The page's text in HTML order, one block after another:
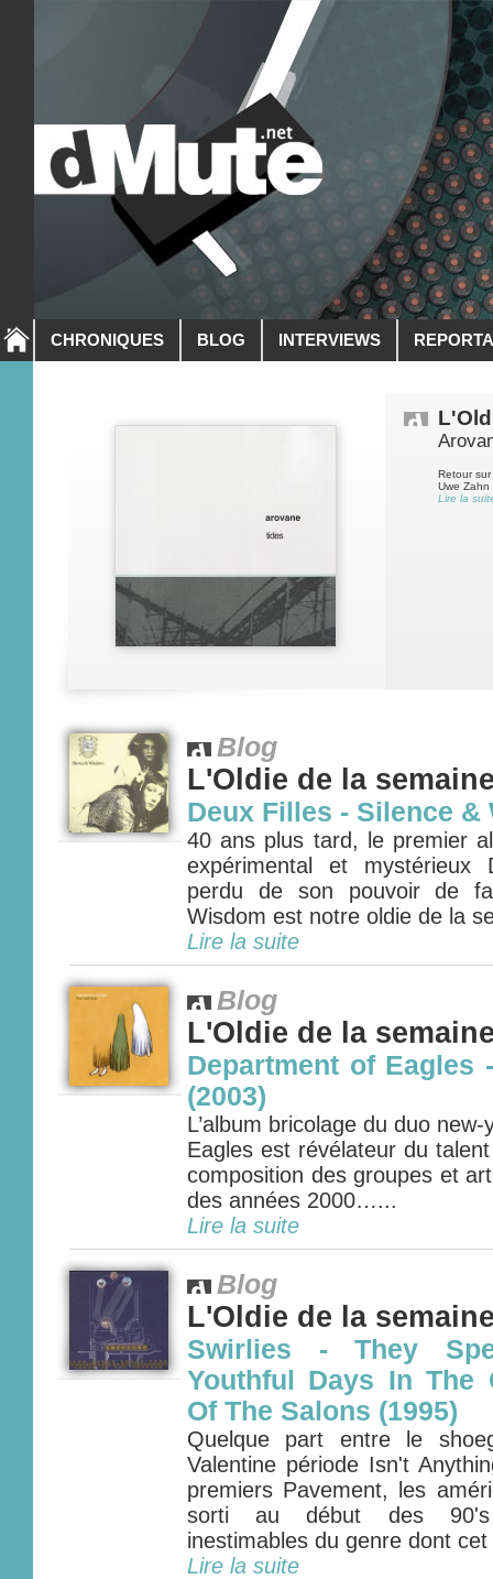
CHRONIQUES BLOG INTERVIEWS
Retour
Uwe Zahn
Lire la
Blog
L'Oldie de la
Deux Filles - Silence &
40 ans plus tard, le premier
expérimental et mystérieux
perdu de son pouvoir de
Wisdom est notre oldie de la
Lire la suite
Blog
L'Oldie de la
Department of Eagles
(2003)
L’album bricolage du duo
Eagles est révélateur du
composition des groupes et
des années 2000…...
Lire la suite
Blog
L'Oldie de la
Swirlies - They
Youthful Days In The
Of The Salons (1995)
Quelque part entre le
Valentine période Isn't
premiers Pavement, les
sorti au début des 90's
inestimables du genre dont
Lire la suite